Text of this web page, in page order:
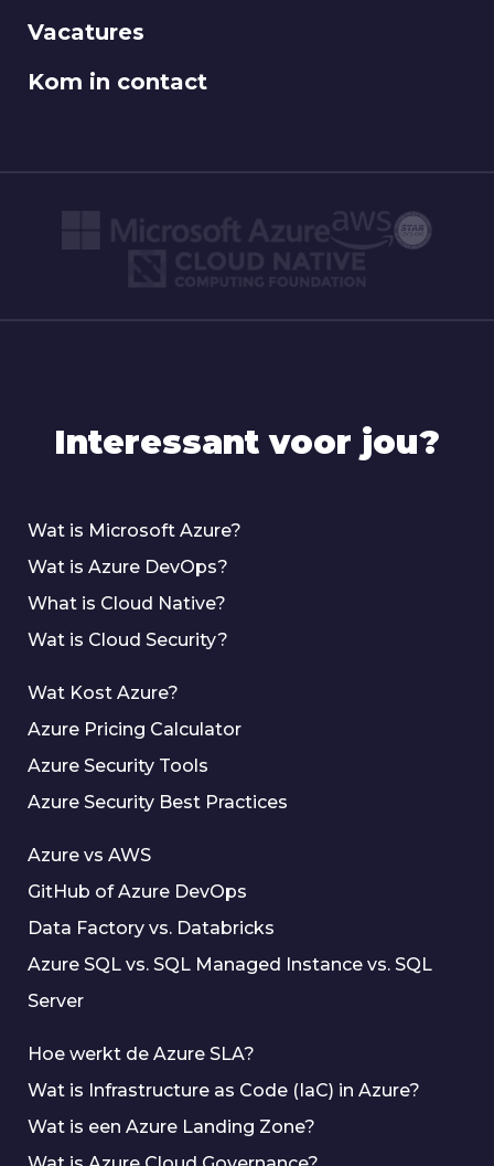
Vacatures
Kom in contact
Interessant voor jou?
Wat is Microsoft Azure?
Wat is Azure DevOps?
What is Cloud Native?
Wat is Cloud Security?
Wat Kost Azure?
Azure Pricing Calculator
Azure Security Tools
Azure Security Best Practices
Azure vs AWS
GitHub of Azure DevOps
Data Factory vs. Databricks
Azure SQL vs. SQL Managed Instance vs. SQL
Server
Hoe werkt de Azure SLA?
Wat is Infrastructure as Code (IaC) in Azure?
Wat is een Azure Landing Zone?